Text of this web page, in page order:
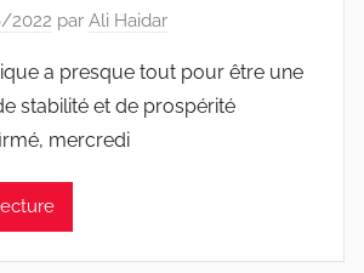
2022 par Ali Haidar
a presque tout pour être une
stabilité et de prospérité
mercredi